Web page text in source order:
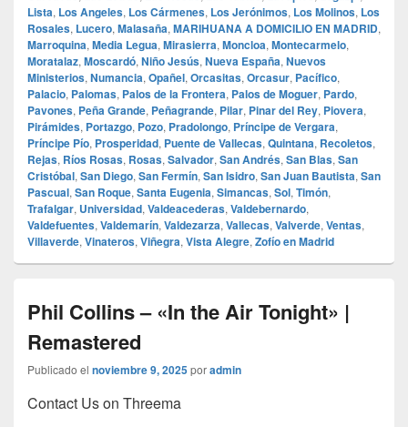
Lista, Los Angeles, Los Cármenes, Los Jerónimos, Los Molinos, Los
Rosales, Lucero, Malasaña, MARIHUANA A DOMICILIO EN MADRID,
Marroquina, Media Legua, Mirasierra, Moncloa, Montecarmelo,
Moratalaz, Moscardó, Niño Jesús, Nueva España, Nuevos
Ministerios, Numancia, Opañel, Orcasitas, Orcasur, Pacífico,
Palacio, Palomas, Palos de la Frontera, Palos de Moguer, Pardo,
Pavones, Peña Grande, Peñagrande, Pilar, Pinar del Rey, Piovera,
Pirámides, Portazgo, Pozo, Pradolongo, Príncipe de Vergara,
Príncipe Pío, Prosperidad, Puente de Vallecas, Quintana, Recoletos,
Rejas, Ríos Rosas, Rosas, Salvador, San Andrés, San Blas, San
Cristóbal, San Diego, San Fermín, San Isidro, San Juan Bautista, San
Pascual, San Roque, Santa Eugenia, Simancas, Sol, Timón,
Trafalgar, Universidad, Valdeacederas, Valdebernardo,
Valdefuentes, Valdemarín, Valdezarza, Vallecas, Valverde, Ventas,
Villaverde, Vinateros, Viñegra, Vista Alegre, Zofío en Madrid
Phil Collins – «In the Air Tonight» |
Remastered
Publicado el noviembre 9, 2025poradmin
Contact Us on Threema